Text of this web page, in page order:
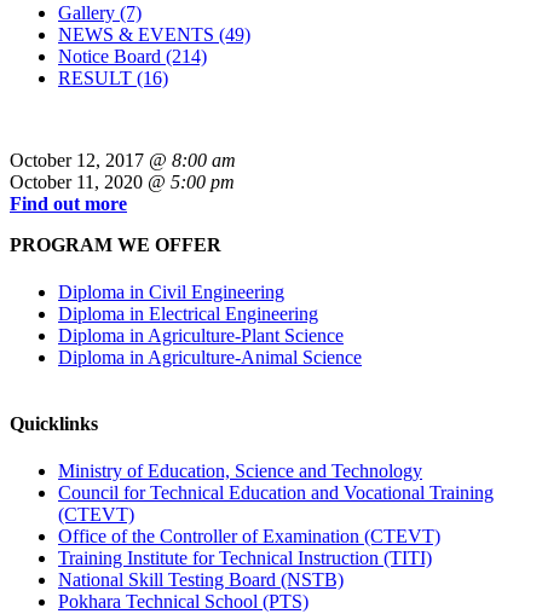
Gallery (7)
NEWS & EVENTS (49)
Notice Board (214)
RESULT (16)
October 12, 2017 @ 8:00 am
October 11, 2020 @ 5:00 pm
Find out more
PROGRAM WE OFFER
Diploma in Civil Engineering
Diploma in Electrical Engineering
Diploma in Agriculture-Plant Science
Diploma in Agriculture-Animal Science
Quicklinks
Ministry of Education, Science and Technology
Council for Technical Education and Vocational Training
(CTEVT)
Office of the Controller of Examination (CTEVT)
Training Institute for Technical Instruction (TITI)
National Skill Testing Board (NSTB)
Pokhara Technical School (PTS)